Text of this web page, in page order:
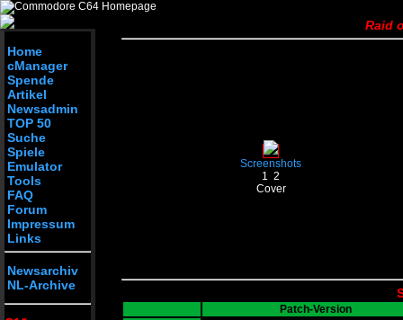
Home
cManager
Spende
Artikel
Newsadmin
TOP 50
Suche
Spiele
Emulator
Tools
FAQ
Forum
Impressum
Links
Newsarchiv
NL-Archive
Raid
Screenshots
1 2
Cover
Patch-Version